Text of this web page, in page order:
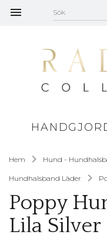
Hem Hund -
Hundhalsband Läder
Poppy
Lila Silver